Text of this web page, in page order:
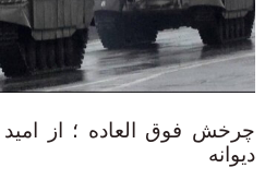
چرخش فوق العاده ؛ از
دیوانه